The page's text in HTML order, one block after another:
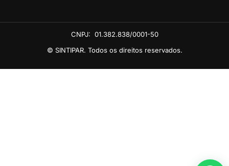
CNPJ: 01.382.838/0001-50
© SINTIPAR. Todos os direitos reservados.